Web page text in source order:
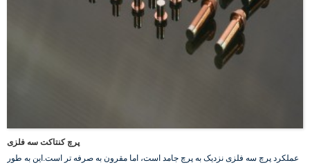
پرچ کنتاکت سه فلزی
عملکرد پرچ سه فلزی نزدیک به پرچ جامد است، اما مقرون به صرفه تر است.این به طور